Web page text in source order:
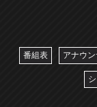
番組表 アナウ